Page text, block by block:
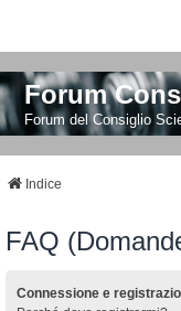
Forum
Forum del Consiglio
Indice
FAQ
Connessione e